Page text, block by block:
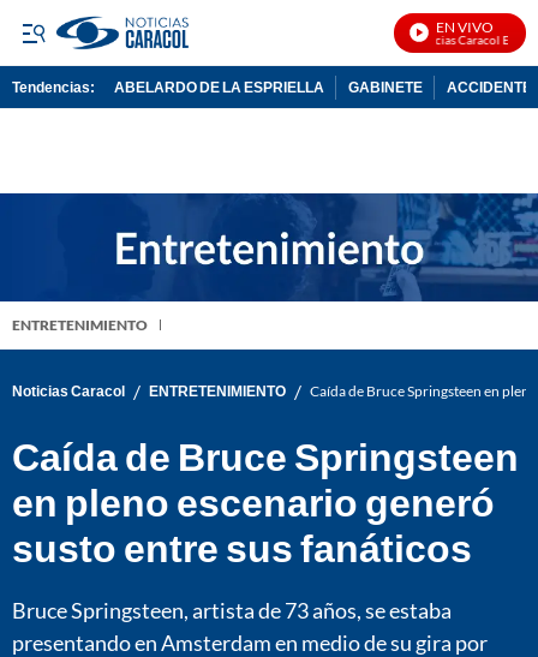
EN VIVO
Noticias Caracol En Vivo
Tendencias: ABELARDO DE LA ESPRIELLA GABINETE ACCIDENTE
ENTRETENIMIENTO
Noticias Caracol / ENTRETENIMIENTO / Caída de Bruce Springsteen en
Caída de Bruce Springsteen
en pleno escenario generó
susto entre sus fanáticos
Bruce Springsteen, artista de 73 años, se estaba
presentando en Amsterdam en medio de su gira por